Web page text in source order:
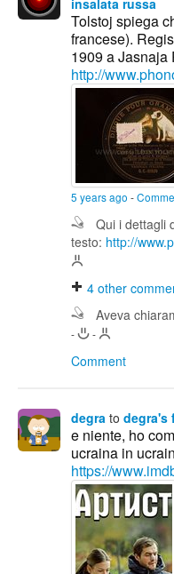
insalata russa
Tolstoj spiega
francese).
1909 a Jasnaja
http://
5 years ago -
Qui i dettagli
testo: http://
4 other
Aveva
-
-
Comment
degra to degra's
e niente, ho
ucraina in
https://